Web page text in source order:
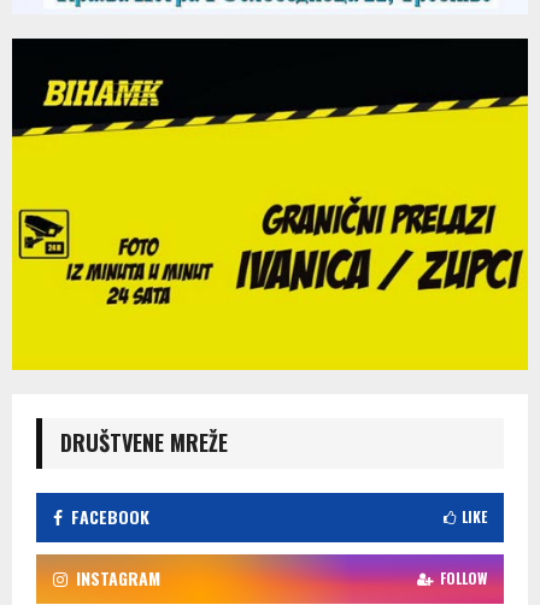
DRUŠTVENE MREŽE
FACEBOOK LIKE
INSTAGRAM FOLLOW